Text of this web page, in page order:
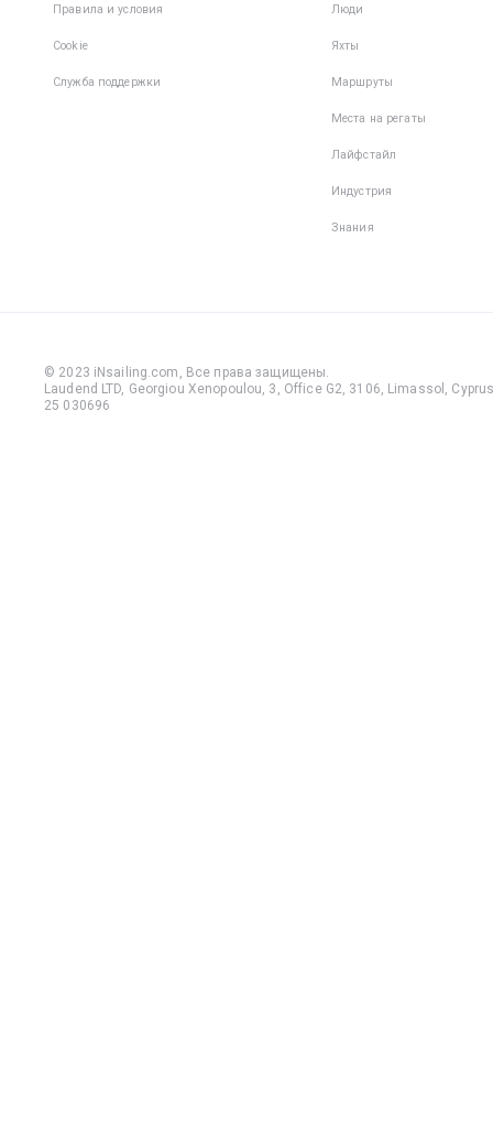
Правила и условия
Cookie
Служба поддержки
Люди
Яхты
Маршруты
Места на регаты
Лайфстайл
Индустрия
Знания
© 2023 iNsailing.com, Все права защищены.
Laudend LTD, Georgiou Xenopoulou, 3, Office G2, 3106, Limassol,
25 030696